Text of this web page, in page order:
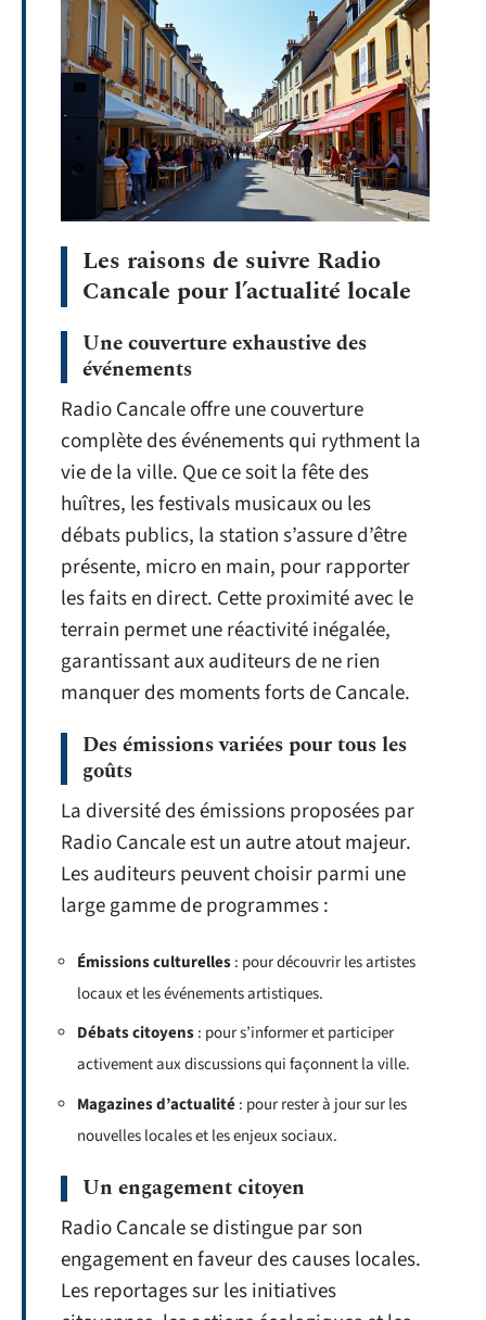
Les raisons de suivre Radio
Cancale pour l’actualité locale
Une couverture exhaustive des
événements
Radio Cancale offre une couverture
complète des événements qui rythment la
vie de la ville. Que ce soit la fête des
huîtres, les festivals musicaux ou les
débats publics, la station s’assure d’être
présente, micro en main, pour rapporter
les faits en direct. Cette proximité avec le
terrain permet une réactivité inégalée,
garantissant aux auditeurs de ne rien
manquer des moments forts de Cancale.
Des émissions variées pour tous les
goûts
La diversité des émissions proposées par
Radio Cancale est un autre atout majeur.
Les auditeurs peuvent choisir parmi une
large gamme de programmes :
Émissions culturelles: pour découvrir les artistes
locaux et les événements artistiques.
Débats citoyens: pour s’informer et participer
activement aux discussions qui façonnent la ville.
Magazines d’actualité: pour rester à jour sur les
nouvelles locales et les enjeux sociaux.
Un engagement citoyen
Radio Cancale se distingue par son
engagement en faveur des causes locales.
Les reportages sur les initiatives